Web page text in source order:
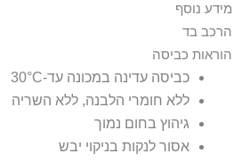
מידע נוסף
גזרה רגילה
הרכב בד
100% כותנה
הוראות כביסה
כביסה עדינה במכונה עד-30°C
ללא חומרי הלבנה, ללא השריה
גיהוץ בחום נמוך
אסור לנקות בניקוי יבש